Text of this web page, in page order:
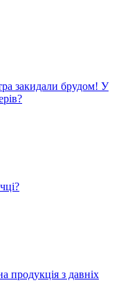
закидали брудом! У
продукція з давніх